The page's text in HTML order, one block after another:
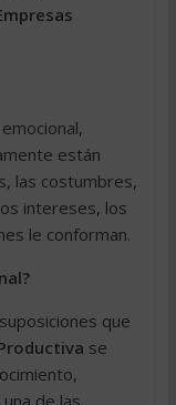
están
las costumbres,
intereses, los
le conforman.
que
se
de las